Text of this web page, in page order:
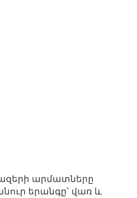
արմատները
երանգը՝ վառ և